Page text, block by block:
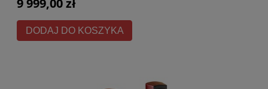
9 999,00 zł
DODAJ DO KOSZYKA